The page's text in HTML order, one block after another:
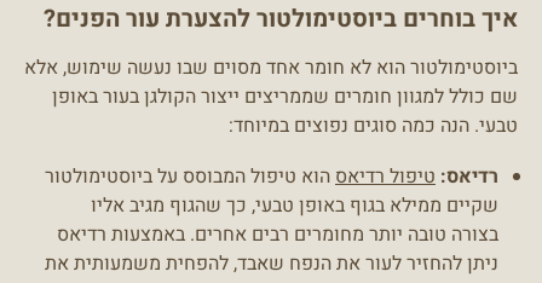
איך בוחרים ביוסטימולטור להצערת עור הפנים?
ביוסטימולטור הוא לא חומר אחד מסוים שבו נעשה שימוש, אלא
שם כולל למגוון חומרים שממריצים ייצור הקולגן בעור באופן
טבעי. הנה כמה סוגים נפוצים במיוחד:
רדיאס: טיפול רדיאסהוא טיפול המבוסס על ביוסטימולטור
שקיים ממילא בגוף באופן טבעי, כך שהגוף מגיב אליו
בצורה טובה יותר מחומרים רבים אחרים. באמצעות רדיאס
ניתן להחזיר לעור את הנפח שאבד, להפחית משמעותית את